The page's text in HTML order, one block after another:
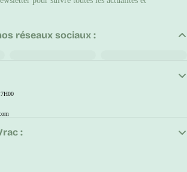
:
réseaux sociaux :